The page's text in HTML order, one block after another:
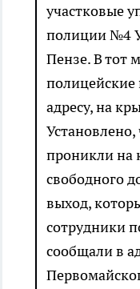
участковые
полиции №4
Пензе. В тот
адресу, на
проникли на
свободного
выход,
сотрудники
сообщали в